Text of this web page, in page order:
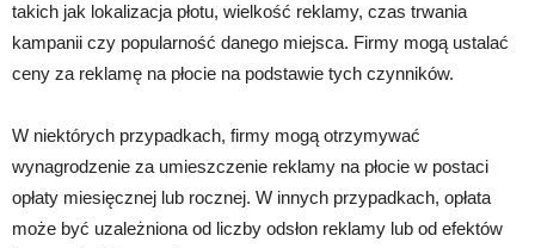
takich jak lokalizacja płotu, wielkość reklamy, czas trwania
kampanii czy popularność danego miejsca. Firmy mogą ustalać
ceny za reklamę na płocie na podstawie tych czynników.
W niektórych przypadkach, firmy mogą otrzymywać
wynagrodzenie za umieszczenie reklamy na płocie w postaci
opłaty miesięcznej lub rocznej. W innych przypadkach, opłata
może być uzależniona od liczby odsłon reklamy lub od efektów